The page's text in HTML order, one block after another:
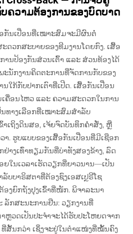
ຄວາມຕ້ອງການຂອງບົດບາດ
ກັນເປື່ອນທີ່ເໝາະສົມຈະມີຜົນຕໍ່
ດວກສະບາຍຂອງທີມງານໂດຍກົງ. ເສື້ອ
ານປ້ອງກັນສ່ວນເຕົ້າ ແລະ ສ່ວນທ້ອງໄດ້
ນັກງານຄິດຕະການທີ່ຈັດການກັບຂອງ
ໃກ້ກັບປາກເຕົາທີ່ເປີດ. ເສື້ອກັນເປື່ອນ
ຄື່ອນໄຫວ ແລະ ຄວາມສະດວກໃນການ
ນທາງເລືອກທີ່ເໝາະສົມສຳລັບ
ເຖິງດິນສອ, ເຈ້ຍຈົດບັນທຶກຄຳສັ່ງ, ຫຼື
າ. ຮູບແບບຂອງເສື້ອກັນເປື່ອນທີ່ມີເຊືອກ
າງເທົ່າທຽມກັນທີ່ບ່າທັງສອງຂ້າງ, ລົດ
ຍໃນເວລາເຮັດວຽກທີ່ຍາວນານ—ເປັນ
ບບາຣິສຕາທີ່ຕ້ອງຊົງເອສເປຼຣີໂຊ
ອງຍົກຖັງປຸງເຂົ້າທີ່ໜັກ. ພິຈາລະນາ
ລັກສະນະການຢືນ: ວຽກງານທີ່
ຫຼວດເປັນປະຈຳຈະໄດ້ຮັບປະໂຫຍດຈາກ
ທີ່ສັ້ນກວ່າ ເຊິ່ງຈະຢູ່ໃນຕຳແໜ່ງທີ່ໝັ້ນຄົງ